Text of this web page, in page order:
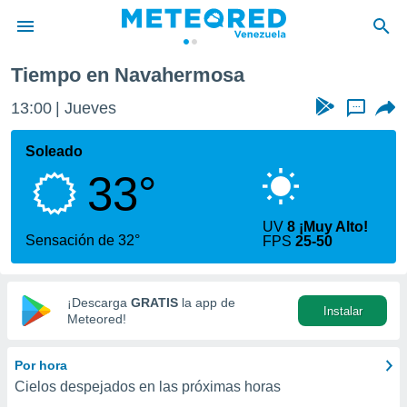
de
ha
calidad.
a este
las
y
digital
basada
Tiempo en Navahermosa
13:00 Jueves ...
Soleado
33°
Sensación de 32°
UV8 ¡Muy Alto!
FPS25-50
¡Descarga GRATIS la app de
Meteored!
Instalar
Por hora
Cielos despejados en las próximas horas